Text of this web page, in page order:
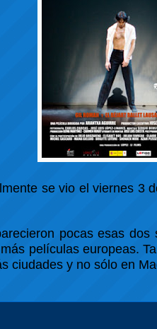
se vio el viernes
pocas esas
películas europeas.
ciudades y no sólo en